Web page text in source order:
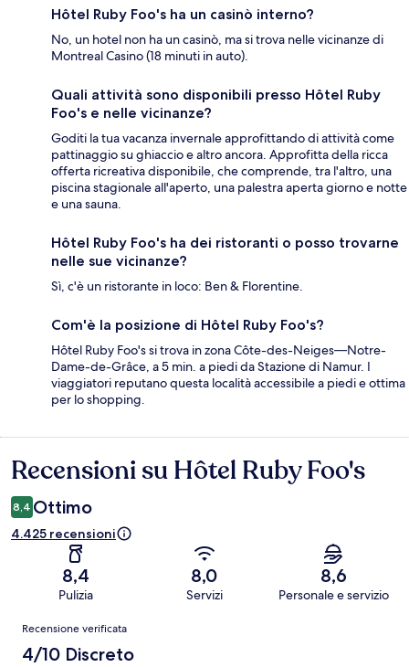
Hôtel Ruby Foo's ha un casinò interno?
No, un hotel non ha un casinò, ma si trova nelle vicinanze di
Montreal Casino (18 minuti in auto).
Quali attività sono disponibili presso Hôtel Ruby
Foo's e nelle vicinanze?
Goditi la tua vacanza invernale approfittando di attività come
pattinaggio su ghiaccio e altro ancora. Approfitta della ricca
offerta ricreativa disponibile, che comprende, tra l'altro, una
piscina stagionale all'aperto, una palestra aperta giorno e notte
e una sauna.
Hôtel Ruby Foo's ha dei ristoranti o posso trovarne
nelle sue vicinanze?
Sì, c'è un ristorante in loco: Ben & Florentine.
Com'è la posizione di Hôtel Ruby Foo's?
Hôtel Ruby Foo's si trova in zona Côte-des-Neiges—Notre-
Dame-de-Grâce, a 5 min. a piedi da Stazione di Namur. I
viaggiatori reputano questa località accessibile a piedi e ottima
per lo shopping.
Recensioni
Recensioni su Hôtel Ruby Foo's
8,4 Ottimo
4.425 recensioni
8,4
Pulizia
8,0
Servizi
8,6
Personale e servizio
Recensioni
Recensione verificata
4/10 Discreto